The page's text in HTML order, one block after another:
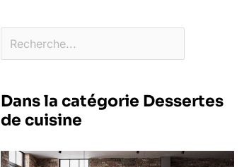
Dans la catégorie Dessertes
de cuisine